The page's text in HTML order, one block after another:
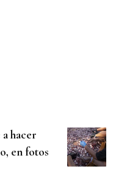
hacer
en fotos